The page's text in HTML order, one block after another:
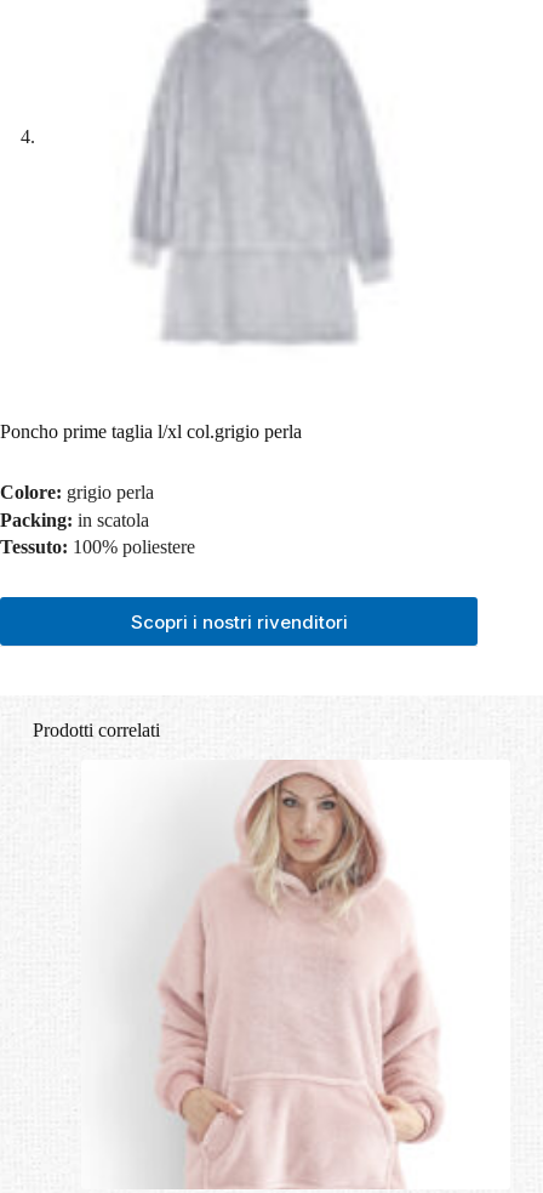
Poncho prime taglia l/xl col.grigio perla
Colore: grigio perla
Packing: in scatola
Tessuto: 100% poliestere
Scopri i nostri rivenditori
Prodotti correlati